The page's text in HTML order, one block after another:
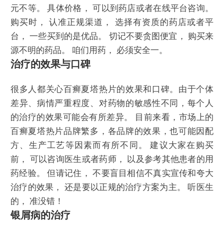
元不等。 具体价格， 可以到药店或者在线平台咨询。
购买时， 认准正规渠道， 选择有资质的药店或者平
台， 一些买到的是优品。 切记不要贪图便宜， 购买来
源不明的药品。 咱们用药， 必须安全一。
治疗的效果与口碑
很多人都关心百癣夏塔热片的效果和口碑。由于个体
差异、病情严重程度、对药物的敏感性不同，每个人
的治疗的效果可能会有所差异。 目前来看，市场上的
百癣夏塔热片品牌繁多，各品牌的效果，也可能因配
方、生产工艺等因素而有所不同。 建议大家在购买
前， 可以咨询医生或者药师， 以及参考其他患者的用
药经验。 但请记住， 不要盲目相信不真实宣传和夸大
治疗的效果， 还是要以正规的治疗方案为主。 听医生
的， 准没错！
银屑病的治疗